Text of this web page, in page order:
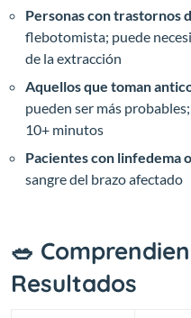
Personas con trastornos
flebotomista; puede
de la extracción
Aquellos que toman
pueden ser más
10+ minutos
Pacientes con linfedema
sangre del brazo afectado
🥗
Resultados